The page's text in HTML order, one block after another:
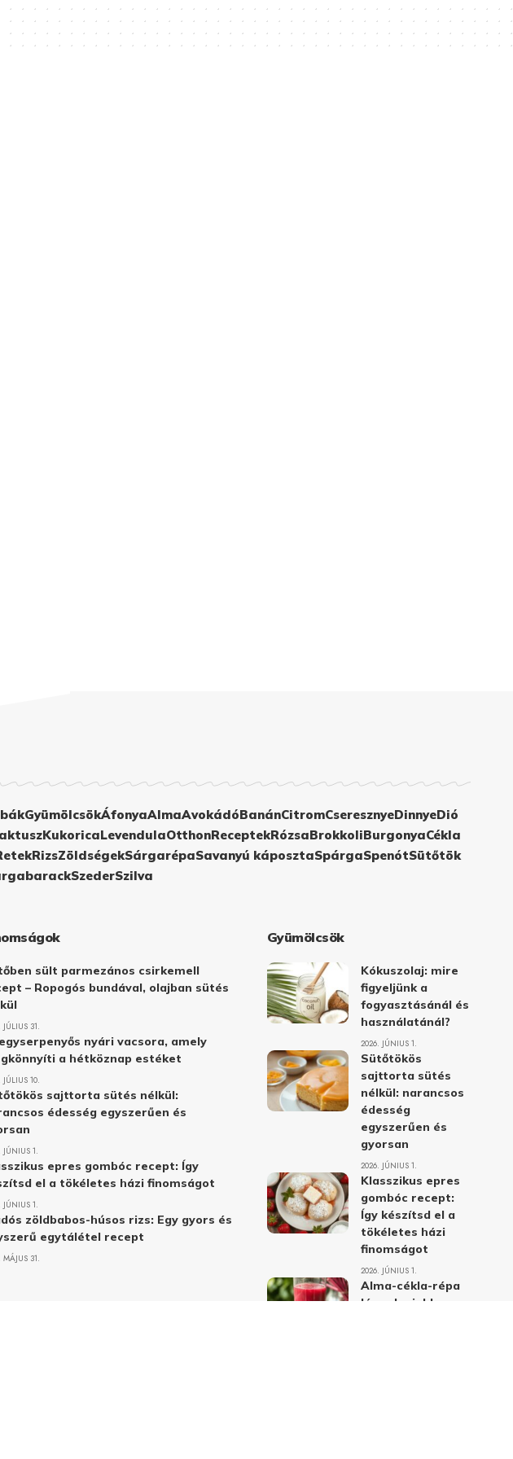
GyümölcsökÁfonyaAlmaAvokádóBanánCitromCseresznyeDinnyeDió
KukoricaLevendulaOtthonReceptekRózsaBrokkoliBurgonyaCékla
RizsZöldségekSárgarépaSavanyú káposztaSpárgaSpenótSütőtök
SzederSzilva
sült parmezános csirkemell
– Ropogós bundával, olajban sütés
JÚLIUS 31.
nyári vacsora, amely
a hétköznap estéket
JÚLIUS 10.
sajttorta sütés nélkül:
édesség egyszerűen és
JÚNIUS 1.
epres gombóc recept: Így
el a tökéletes házi finomságot
JÚNIUS 1.
zöldbabos-húsos rizs: Egy gyors és
egytálétel recept
MÁJUS 31.
Gyümölcsök
Kókuszolaj: mire
figyeljünk a
fogyasztásánál és
használatánál?
2026. JÚNIUS 1.
Sütőtökös
sajttorta sütés
nélkül: narancsos
édesség
egyszerűen és
gyorsan
2026. JÚNIUS 1.
Klasszikus epres
gombóc recept:
Így készítsd el a
tökéletes házi
finomságot
2026. JÚNIUS 1.
Alma-cékla-répa
lé – a legjobb